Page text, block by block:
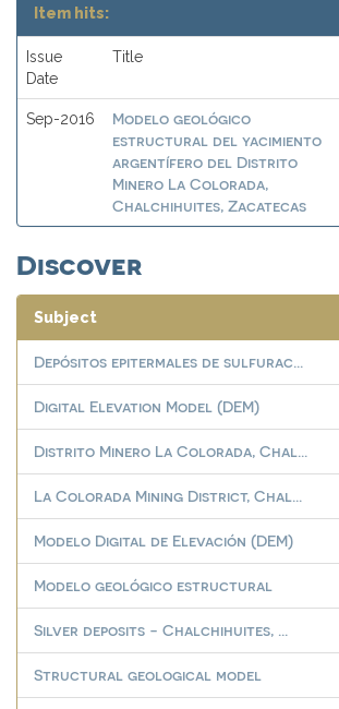
Item hits:
Issue
Date
Title
Sep-2016
Modelo geológico
estructural del yacimiento
argentífero del Distrito
Minero La Colorada,
Chalchihuites, Zacatecas
Discover
Subject
Depósitos epitermales de sulfurac...
Digital Elevation Model (DEM)
Distrito Minero La Colorada, Chal...
La Colorada Mining District, Chal...
Modelo Digital de Elevación (DEM)
Modelo geológico estructural
Silver deposits - Chalchihuites, ...
Structural geological model